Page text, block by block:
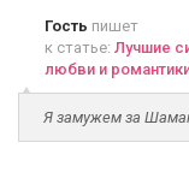
Гость пишет
к статье: Лучшие
любви и
Я замужем за